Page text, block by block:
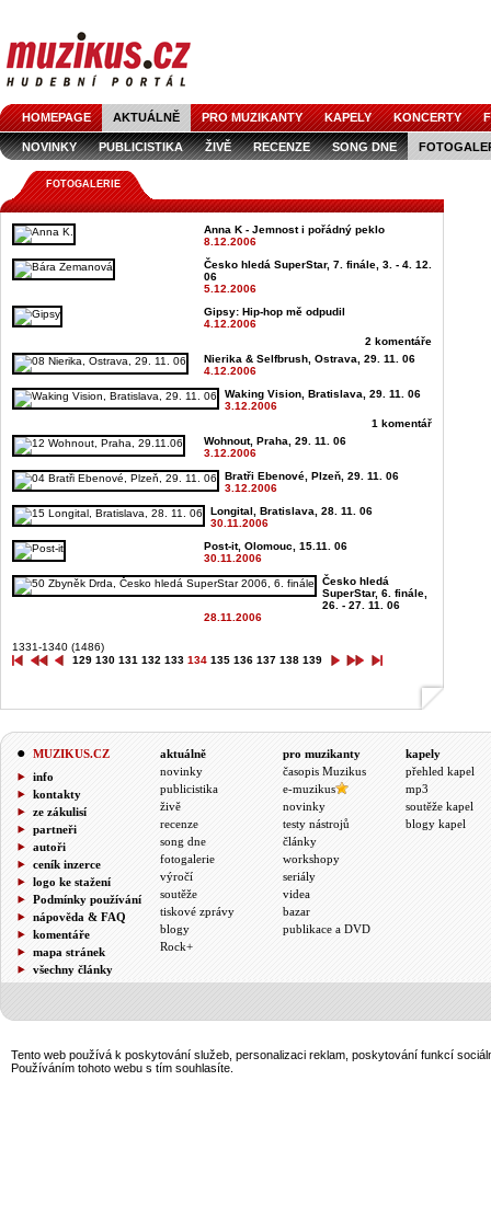
HOMEPAGE AKTUÁLNĚ PRO MUZIKANTY KAPELY KONCERTY
NOVINKY PUBLICISTIKA ŽIVĚ RECENZE SONG DNE
FOTOGALERIE
Anna K - Jemnost i pořádný peklo
8.12.2006
Česko hledá SuperStar, 7. finále, 3. - 4. 12.
06
5.12.2006
Gipsy: Hip-hop mě odpudil
4.12.2006
2 komentáře
Nierika & Selfbrush, Ostrava, 29. 11. 06
4.12.2006
Waking Vision, Bratislava, 29. 11. 06
3.12.2006
1 komentář
Wohnout, Praha, 29. 11. 06
3.12.2006
Bratři Ebenové, Plzeň, 29. 11. 06
3.12.2006
Longital, Bratislava, 28. 11. 06
30.11.2006
Post-it, Olomouc, 15.11. 06
30.11.2006
Česko hledá
SuperStar, 6. finále,
26. - 27. 11. 06
28.11.2006
1331-1340 (1486)
129 130 131 132 133 134 135 136 137 138 139
MUZIKUS.CZ
info
kontakty
ze zákulisí
partneři
autoři
ceník inzerce
logo ke stažení
Podmínky používání
nápověda & FAQ
komentáře
mapa stránek
všechny články
aktuálně
novinky
publicistika
živě
recenze
song dne
fotogalerie
výročí
soutěže
tiskové zprávy
blogy
Rock+
pro muzikanty
časopis Muzikus
e-muzikus
novinky
testy nástrojů
články
workshopy
seriály
videa
bazar
publikace a DVD
kapely
přehled kapel
mp3
soutěže kapel
blogy kapel
Tento web používá k poskytování služeb, personalizaci reklam, poskytování funkcí
Používáním tohoto webu s tím souhlasíte.